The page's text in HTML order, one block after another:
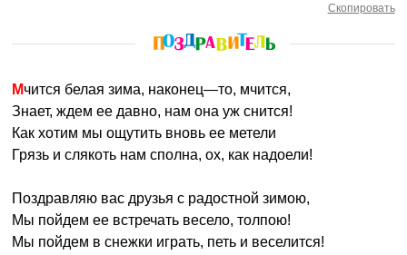
Скопировать
Мчится белая зима, наконец—то, мчится,
Знает, ждем ее давно, нам она уж снится!
Как хотим мы ощутить вновь ее метели
Грязь и слякоть нам сполна, ох, как надоели!
Поздравляю вас друзья с радостной зимою,
Мы пойдем ее встречать весело, толпою!
Мы пойдем в снежки играть, петь и веселится!